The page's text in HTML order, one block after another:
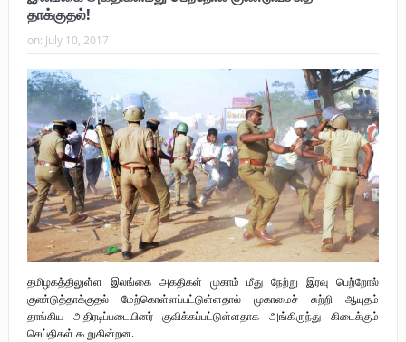
வரலாற்று ஆவணங்களின் வெளியீட்டு
முள்ளிவாய்க்கால்: செங்குருதி படிந்த வரலாற்றுச் சுவடு
முள்ளிவாய்க்கால்: துரோகத்தின் சாட்சியம்
புலிகளின் குரல் பொறுப்பாளர் திரு. தமிழன்பன் (ஜவான்) அவர்களின் புகழ்
வணக்க நிகழ்வும் ‘விடுதலைச் சிற்பி’ நூல் மற்றும் ‘ஜவான் – திடம் குன்றா
தீக்குரல்’ இசைப்பேழை வெளியீடும்.
உரிமைப் போராட்டம் _
நாடாளுமன்ற உறுப்பினர் இராமநாதன் அர்ச்சுனா அவர்களுக்கு நிலவனின்
திறந்த மடல்!
தாக்குதல்!
on: July 10, 2017
தமிழகத்திலுள்ள இலங்கை அகதிகள் முகாம் மீது நேற்று இரவு பெற்றோல்
குண்டுத்தாக்குதல் மேற்கொள்ளப்பட்டுள்ளதால் முகாமைச் சுற்றி ஆயுதம்
தாங்கிய அதிரடிப்படையினர் குவிக்கப்பட்டுள்ளதாக அங்கிருந்து கிடைக்கும்
செய்திகள் கூறுகின்றன.